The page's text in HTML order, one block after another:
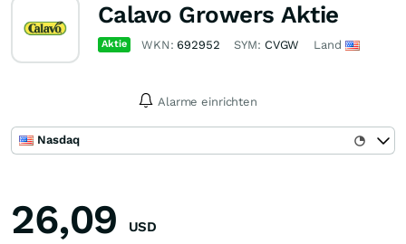
Calavo Growers Aktie
Aktie WKN: 692952 SYM: CVGW Land
Alarme einrichten
Nasdaq
26,09 USD